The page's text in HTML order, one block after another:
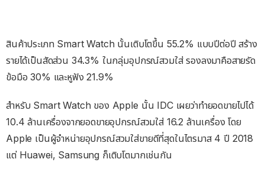
สินค้าประเภท Smart Watch นั้นเติบโตขึ้น 55.2% แบบปีต่อปี สร้าง
รายได้เป็นสัดส่วน 34.3% ในกลุ่มอุปกรณ์สวมใส่ รองลงมาคือสายรัด
ข้อมือ 30% และหูฟัง 21.9%
สำหรับ Smart Watch ของ Apple นั้น IDC เผยว่าทำยอดขายไปได้
10.4 ล้านเครื่องจากยอดขายอุปกรณ์สวมใส่ 16.2 ล้านเครื่อง โดย
Apple เป็นผู้จำหน่ายอุปกรณ์สวมใส่ขายดีที่สุดในไตรมาส 4 ปี 2018
แต่ Huawei, Samsung ก็เติบโตมากเช่นกัน